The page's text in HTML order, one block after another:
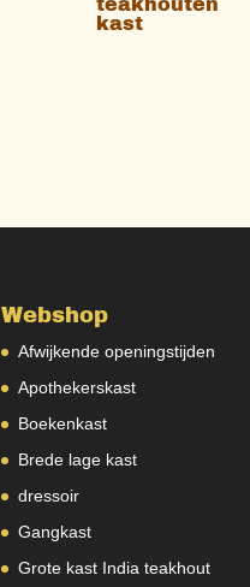
teakhouten
kast
Webshop
Afwijkende openingstijden
Apothekerskast
Boekenkast
Brede lage kast
dressoir
Gangkast
Grote kast India teakhout